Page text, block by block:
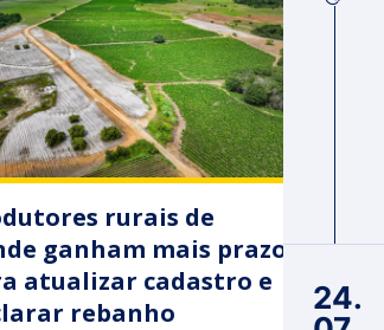
rurais de
ganham mais prazo
atualizar cadastro e
rebanho
24.